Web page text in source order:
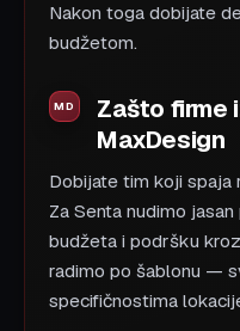
Nakon toga dobijate
budžetom.
Zašto firme
MaxDesign
Dobijate tim koji spaja
Za Senta nudimo
budžeta i podršku
radimo po šablonu —
specifičnostima